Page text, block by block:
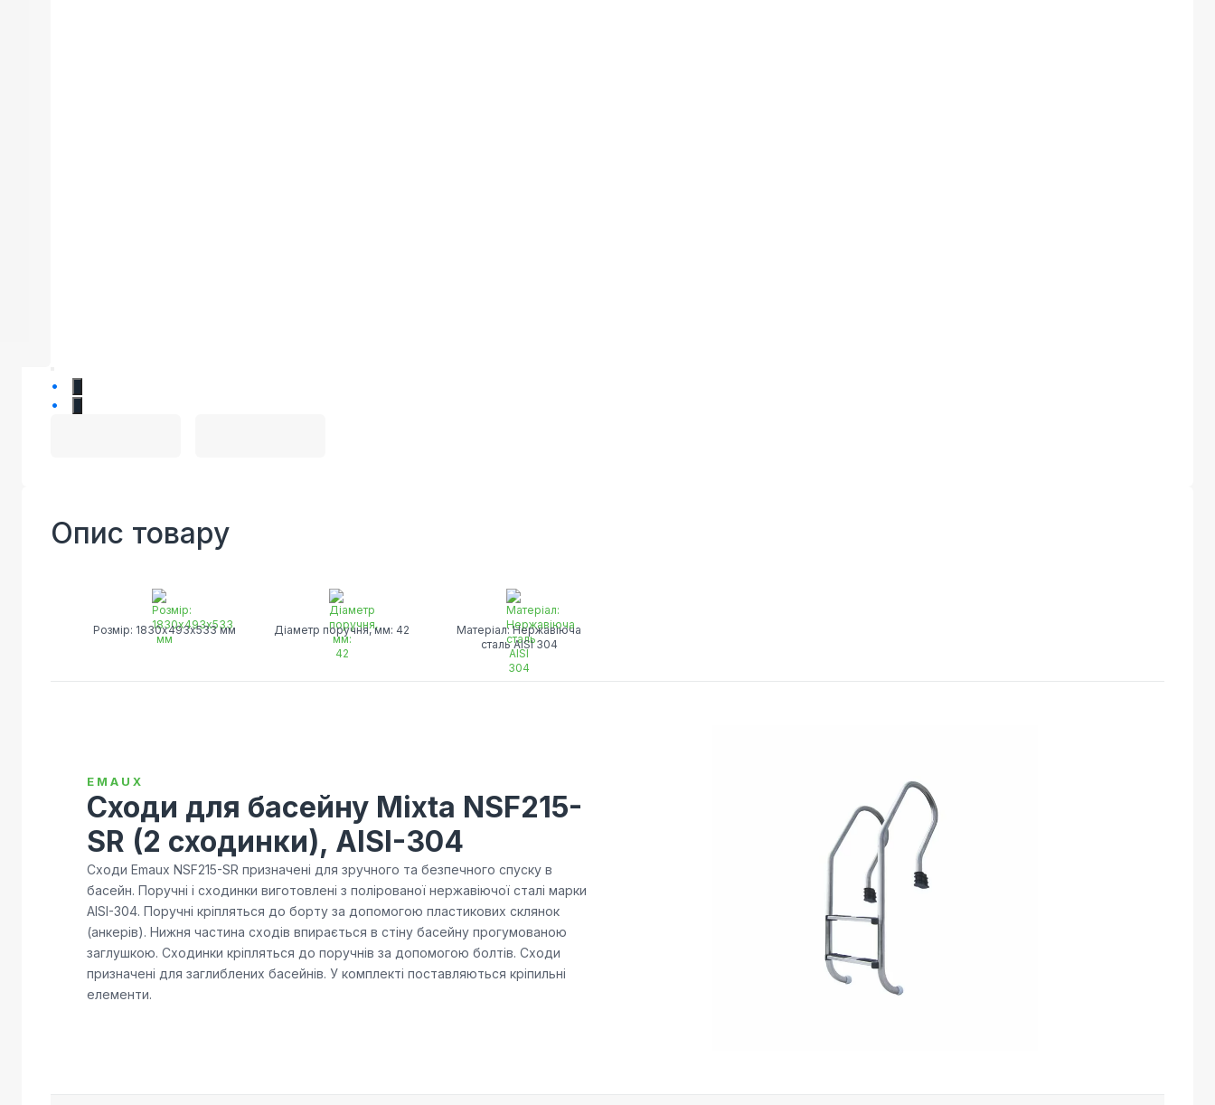
Опис товару
Розмір: 1830х493х533 мм Діаметр поручня, мм: 42
Матеріал: Нержавіюча
сталь AISI 304
EMAUX
Сходи для басейну Mixta NSF215-
SR (2 сходинки), AISI-304
Сходи Emaux NSF215-SR призначені для зручного та безпечного спуску в
басейн. Поручні і сходинки виготовлені з полірованої нержавіючої сталі марки
AISI-304. Поручні кріпляться до борту за допомогою пластикових склянок
(анкерів). Нижня частина сходів впирається в стіну басейну прогумованою
заглушкою. Сходинки кріпляться до поручнів за допомогою болтів. Сходи
призначені для заглиблених басейнів. У комплекті поставляються кріпильні
елементи.